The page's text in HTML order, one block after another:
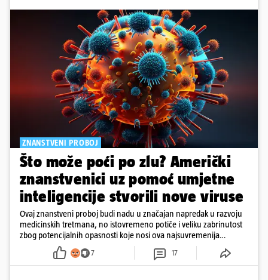
ZNANSTVENI PROBOJ
Što može poći po zlu? Američki
znanstvenici uz pomoć umjetne
inteligencije stvorili nove viruse
Ovaj znanstveni proboj budi nadu u značajan napredak u razvoju
medicinskih tretmana, no istovremeno potiče i veliku zabrinutost
zbog potencijalnih opasnosti koje nosi ova najsuvremenija
tehnologija.
7 17